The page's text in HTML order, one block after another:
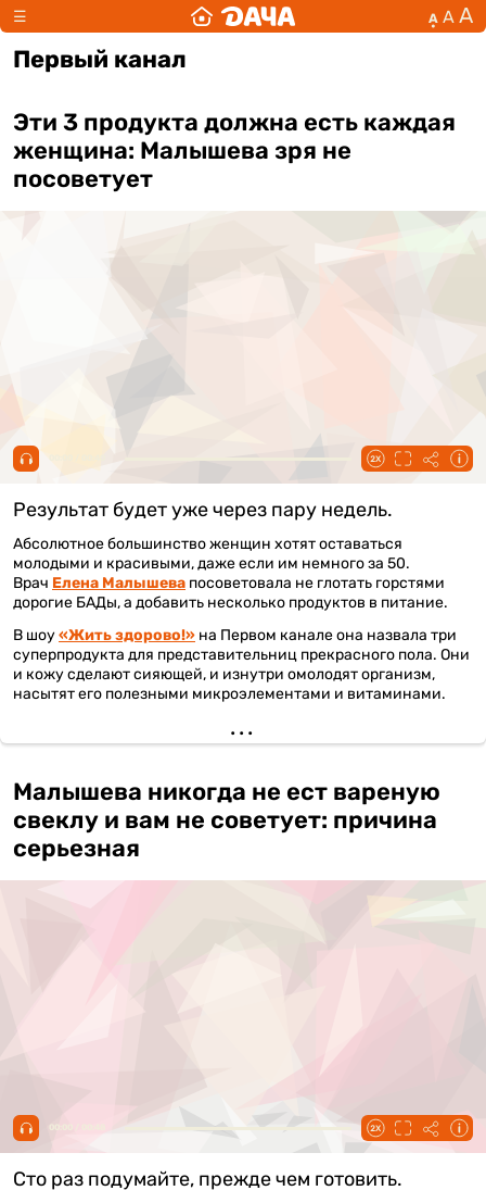
☰ А А А
Первый канал
Эти 3 продукта должна есть каждая
женщина: Малышева зря не
посоветует
Результат будет уже через пару недель.
Абсолютное большинство женщин хотят оставаться
молодыми и красивыми, даже если им немного за 50.
Врач Елена Малышева посоветовала не глотать горстями
дорогие БАДы, а добавить несколько продуктов в питание.
В шоу«Жить здорово!» на Первом канале она назвала три
суперпродукта для представительниц прекрасного пола. Они
и кожу сделают сияющей, и изнутри омолодят организм,
насытят его полезными микроэлементами и витаминами.
Малышева никогда не ест вареную
свеклу и вам не советует: причина
серьезная
00:00 / 00:48
Сто раз подумайте, прежде чем готовить.